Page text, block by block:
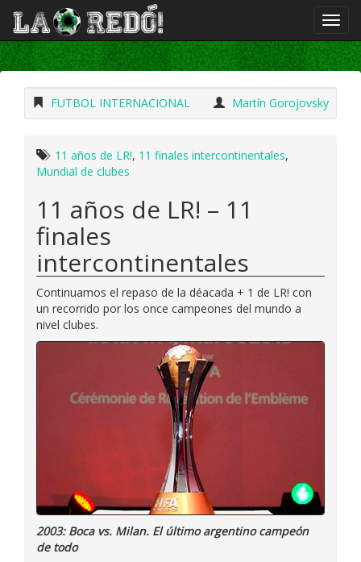
FUTBOL INTERNACIONAL Martín Gorojovsky
11 años de LR!, 11 finales intercontinentales,
Mundial de clubes
11 años de LR! – 11
finales
intercontinentales
Continuamos el repaso de la déacada + 1 de LR! con
un recorrido por los once campeones del mundo a
nivel clubes.
2003: Boca vs. Milan. El último argentino campeón
de todo